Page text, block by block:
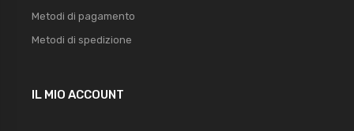
Metodi di pagamento
Metodi di spedizione
IL MIO ACCOUNT